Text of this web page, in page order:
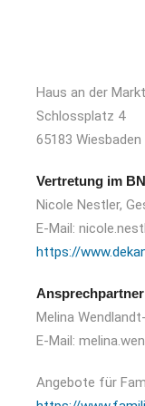
Haus an der
Schlossplatz 4
65183 Wiesbaden
Vertretung im
Nicole Nestler,
E-Mail:
https://
Melina
E-Mail:
Angebote für